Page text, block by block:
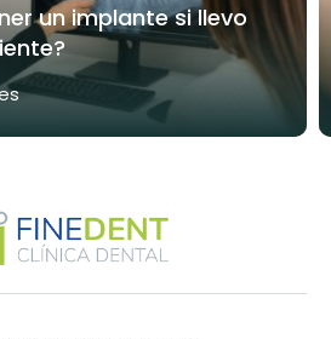
un implante si llevo